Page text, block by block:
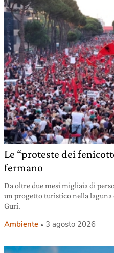
Le “proteste dei
fermano
Da oltre due mesi migliaia di
un progetto turistico nella laguna
Guri.
Ambiente 3 agosto 2026